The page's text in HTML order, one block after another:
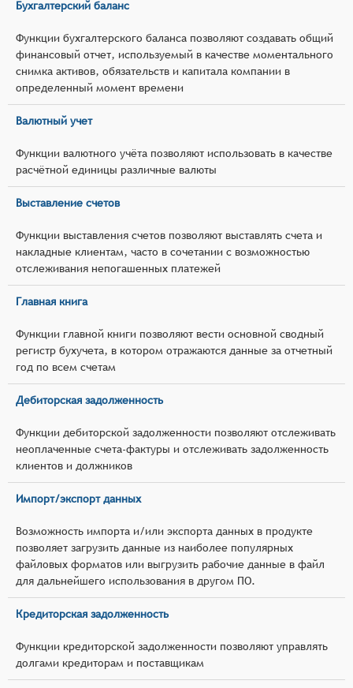
Бухгалтерский баланс
Функции бухгалтерского баланса позволяют создавать общий
финансовый отчет, используемый в качестве моментального
снимка активов, обязательств и капитала компании в
определенный момент времени
Валютный учет
Функции валютного учёта позволяют использовать в качестве
расчётной единицы различные валюты
Выставление счетов
Функции выставления счетов позволяют выставлять счета и
накладные клиентам, часто в сочетании с возможностью
отслеживания непогашенных платежей
Главная книга
Функции главной книги позволяют вести основной сводный
регистр бухучета, в котором отражаются данные за отчетный
год по всем счетам
Дебиторская задолженность
Функции дебиторской задолженности позволяют отслеживать
неоплаченные счета-фактуры и отслеживать задолженность
клиентов и должников
Импорт/экспорт данных
Возможность импорта и/или экспорта данных в продукте
позволяет загрузить данные из наиболее популярных
файловых форматов или выгрузить рабочие данные в файл
для дальнейшего использования в другом ПО.
Кредиторская задолженность
Функции кредиторской задолженности позволяют управлять
долгами кредиторам и поставщикам